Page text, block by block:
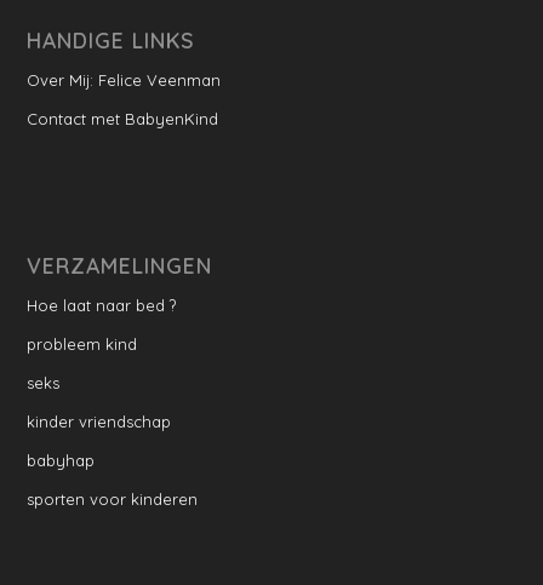
HANDIGE LINKS
Over Mij: Felice Veenman
Contact met BabyenKind
VERZAMELINGEN
Hoe laat naar bed ?
probleem kind
seks
kinder vriendschap
babyhap
sporten voor kinderen